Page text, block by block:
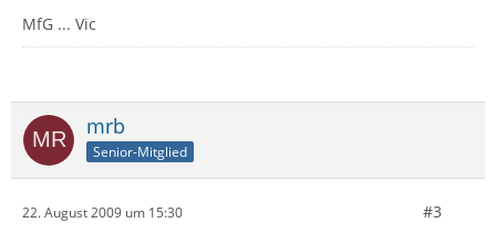
MfG ... Vic
mrb
Senior-Mitglied
22. August 2009 um 15:30 #3